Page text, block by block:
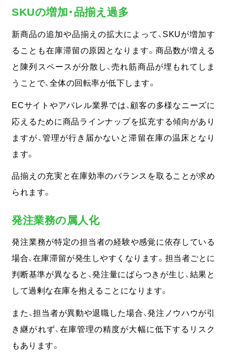
SKUの増加・品揃え過多
新商品の追加や品揃えの拡大によって、SKUが増加す
ることも在庫滞留の原因となります。 商品数が増える
と陳列スペースが分散し、売れ筋商品が埋もれてしま
うことで、全体の回転率が低下します。
ECサイトやアパレル業界では、顧客の多様なニーズに
応えるために商品ラインナップを拡充する傾向があり
ますが、管理が行き届かないと滞留在庫の温床となり
ます。
品揃えの充実と在庫効率のバランスを取ることが求め
られます。
発注業務の属人化
発注業務が特定の担当者の経験や感覚に依存している
場合、在庫滞留が発生しやすくなります。 担当者ごとに
判断基準が異なると、発注量にばらつきが生じ、結果と
して過剰な在庫を抱えることになります。
また、担当者が異動や退職した場合、発注ノウハウが引
き継がれず、在庫管理の精度が大幅に低下するリスク
もあります。